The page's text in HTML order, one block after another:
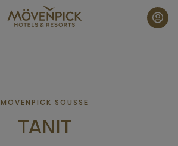
MÖVENPICK SOUSSE
TANIT